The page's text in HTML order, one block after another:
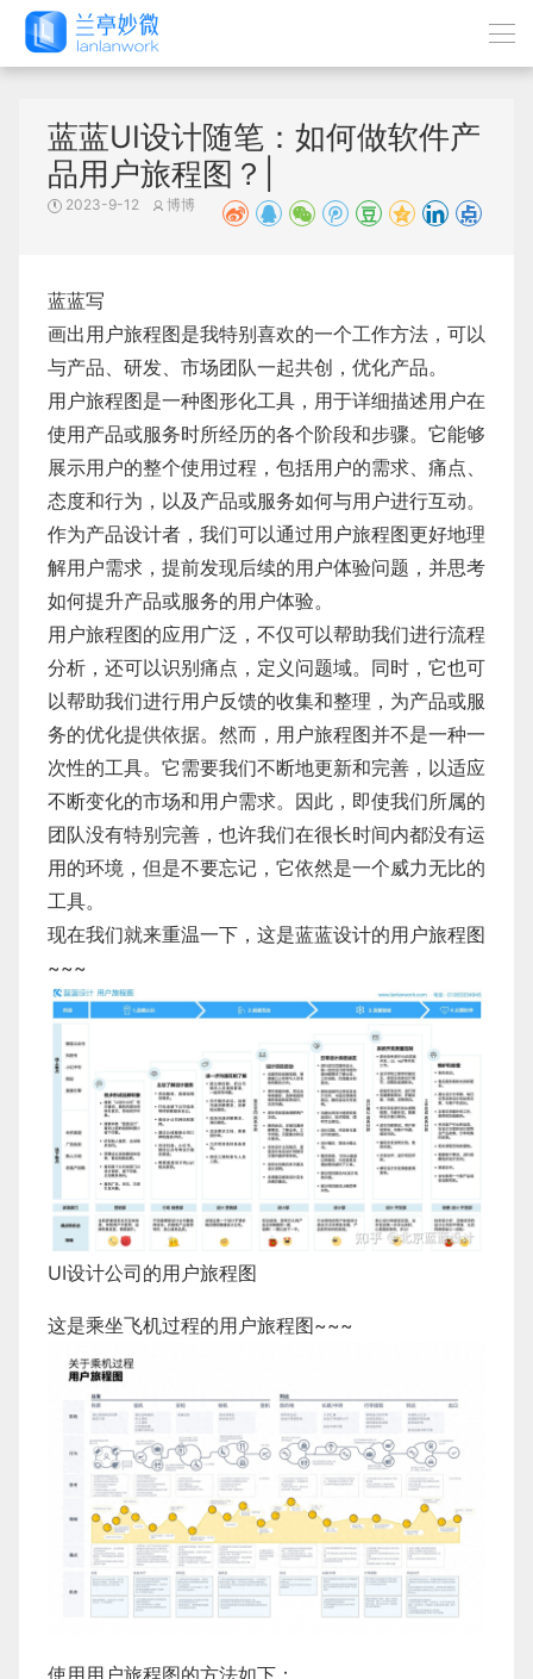
蓝蓝UI设计随笔：如何做软件产
品用户旅程图？|
2023-9-12 博博
蓝蓝写
画出用户旅程图是我特别喜欢的一个工作方法，可以
与产品、研发、市场团队一起共创，优化产品。
用户旅程图是一种图形化工具，用于详细描述用户在
使用产品或服务时所经历的各个阶段和步骤。它能够
展示用户的整个使用过程，包括用户的需求、痛点、
态度和行为，以及产品或服务如何与用户进行互动。
作为产品设计者，我们可以通过用户旅程图更好地理
解用户需求，提前发现后续的用户体验问题，并思考
如何提升产品或服务的用户体验。
用户旅程图的应用广泛，不仅可以帮助我们进行流程
分析，还可以识别痛点，定义问题域。同时，它也可
以帮助我们进行用户反馈的收集和整理，为产品或服
务的优化提供依据。然而，用户旅程图并不是一种一
次性的工具。它需要我们不断地更新和完善，以适应
不断变化的市场和用户需求。因此，即使我们所属的
团队没有特别完善，也许我们在很长时间内都没有运
用的环境，但是不要忘记，它依然是一个威力无比的
工具。
现在我们就来重温一下，这是蓝蓝设计的用户旅程图
~~~
UI设计公司的用户旅程图
这是乘坐飞机过程的用户旅程图~~~